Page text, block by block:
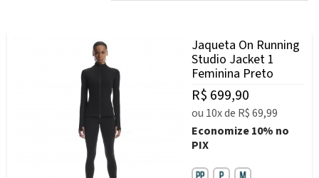
Jaqueta On Running
Studio Jacket 1
Feminina Preto
R$ 699,90
ou 10xde R$ 69,99
Economize10% no
PIX